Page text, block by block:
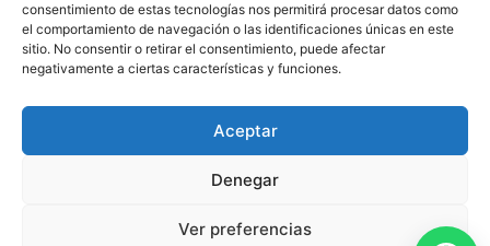
consentimiento de estas tecnologías nos permitirá procesar datos como
el comportamiento de navegación o las identificaciones únicas en este
sitio. No consentir o retirar el consentimiento, puede afectar
negativamente a ciertas características y funciones.
Aceptar
Denegar
Ver preferencias
Desarrollado por Eiz Consultants
Política de Reembolso
experiencia de navegación, y ofrecer contenidos y